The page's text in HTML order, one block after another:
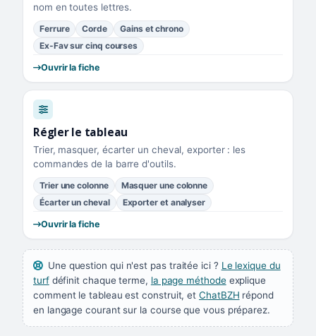
nom en toutes lettres.
Ferrure Corde
Gains et chrono
Ex-Fav sur cinq courses
Ouvrir la fiche
Régler le tableau
Trier, masquer, écarter un cheval, exporter : les
commandes de la barre d'outils.
Trier une colonne
Masquer une colonne
Écarter un cheval
Exporter et analyser
Ouvrir la fiche
Une question qui n'est pas traitée ici ? Le lexique du
turfdéfinit chaque terme, la page méthodeexplique
comment le tableau est construit, etChatBZH répond
en langage courant sur la course que vous préparez.